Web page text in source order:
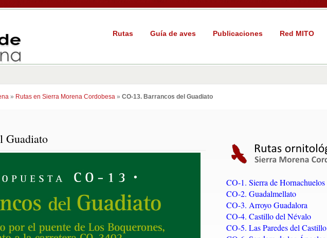
Rutas Guía de aves Publicaciones Red MITO
» Rutas en Sierra Morena Cordobesa » CO-13. Barrancos del Guadiato
Guadiato
CO-1. Sierra de Hornachuelos
CO-2. Guadalmellato
CO-3. Arroyo Guadalora
CO-4. Castillo del Névalo
CO-5. Las Paredes del Castillo